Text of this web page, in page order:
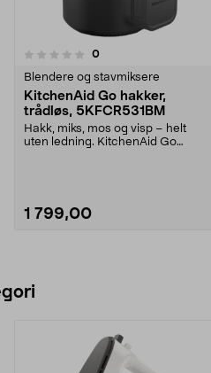
0anmeldelser
Blendere og stavmiksere
KitchenAid Go hakker,
trådløs, 5KFCR531BM
Hakk, miks, mos og visp – helt
uten ledning. KitchenAid Go
1 799,00
0.0 av 5 stjerner